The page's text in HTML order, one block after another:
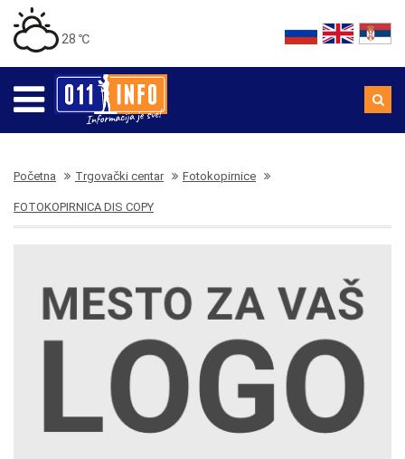
28 ℃
Početna Trgovački centar Fotokopirnice
FOTOKOPIRNICA DIS COPY